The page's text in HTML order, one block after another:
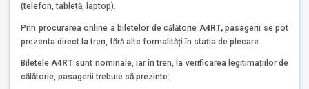
(telefon, tabletă, laptop).
Prin procurarea online a biletelor de călătorie A4RT,pasagerii se pot
prezenta direct la tren, fără alte formalități în stația de plecare.
Biletele A4RT sunt nominale, iar în tren, la verificarea legitimațiilor de
călătorie, pasagerii trebuie să prezinte: